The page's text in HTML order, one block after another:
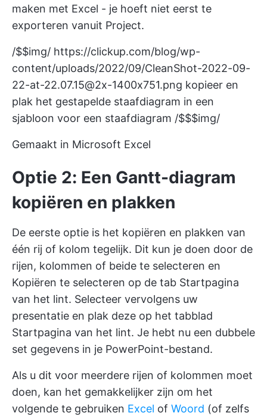
maken met Excel - je hoeft niet eerst te
exporteren vanuit Project.
/$$img/ https://clickup.com/blog/wp-
content/uploads/2022/09/CleanShot-2022-09-
22-at-22.07.15@2x-1400x751.png kopieer en
plak het gestapelde staafdiagram in een
sjabloon voor een staafdiagram /$$$img/
Gemaakt in Microsoft Excel
Optie 2: Een Gantt-diagram
kopiëren en plakken
De eerste optie is het kopiëren en plakken van
één rij of kolom tegelijk. Dit kun je doen door de
rijen, kolommen of beide te selecteren en
Kopiëren te selecteren op de tab Startpagina
van het lint. Selecteer vervolgens uw
presentatie en plak deze op het tabblad
Startpagina van het lint. Je hebt nu een dubbele
set gegevens in je PowerPoint-bestand.
Als u dit voor meerdere rijen of kolommen moet
doen, kan het gemakkelijker zijn om het
volgende te gebruiken Excel of Woord (of zelfs